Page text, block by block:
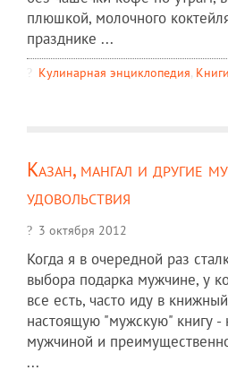
плюшкой, молочного
празднике ...
Кулинарная энциклопедия,
Казан, мангал и другие
удовольствия
3 октября 2012
Когда я в очередной раз
выбора подарка мужчине, у
все есть, часто иду в
настоящую "мужскую" книгу -
мужчиной и
...